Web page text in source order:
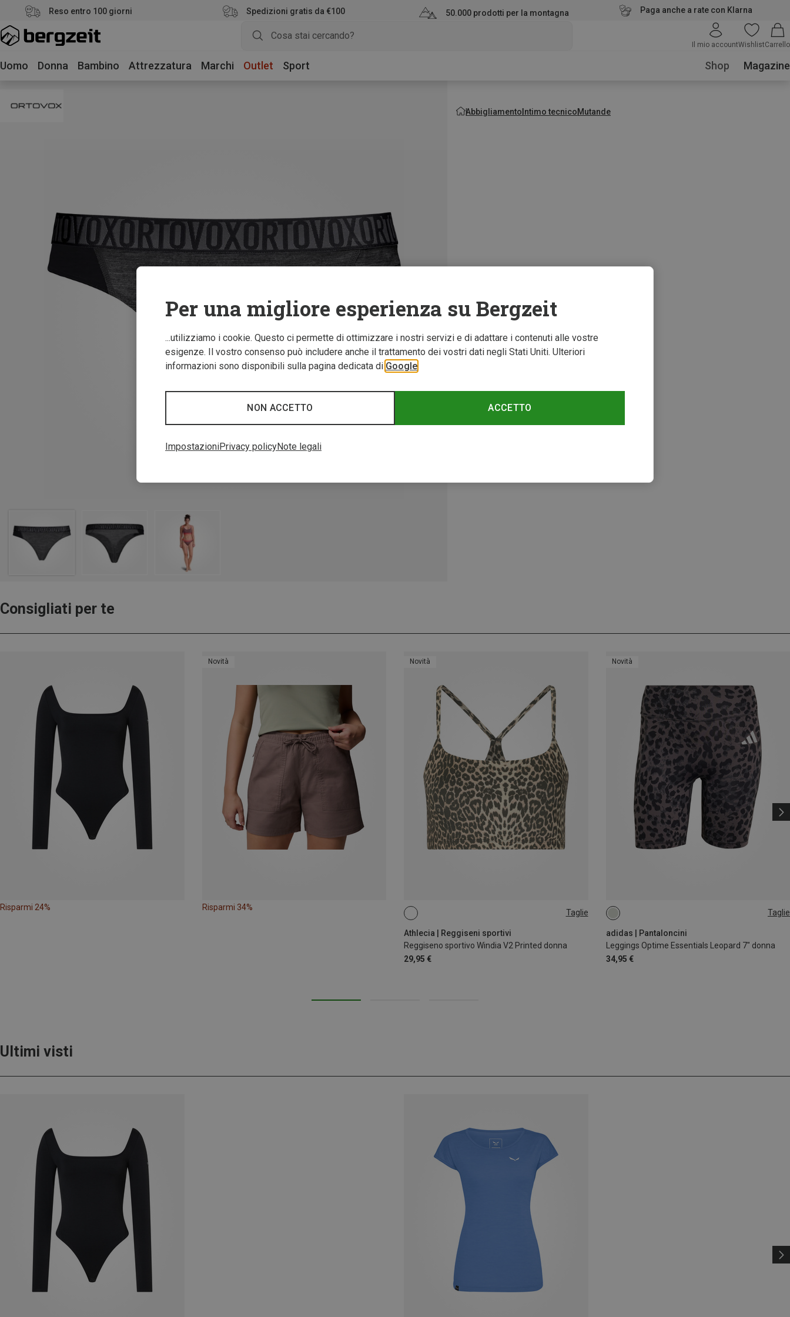
Reso entro 100 giorni Spedizioni gratis da €100 50.000 prodotti per la montagna Paga anche a rate con Klarna
Il mio accountWishlistCarrello
Uomo Donna Bambino Attrezzatura Marchi Outlet Sport Shop Magazine
AbbigliamentoIntimo tecnicoMutande
Consigliati per te
Risparmi 24%
Novità
Risparmi 34%
Novità
Taglie
Athlecia | Reggiseni sportivi
Reggiseno sportivo Windia V2 Printed donna
29,95 €
S
Novità
Taglie
adidas | Pantaloncini
Leggings Optime Essentials Leopard 7" donna
34,95 €
XS
Ultimi visti
Per una migliore esperienza su Bergzeit
...utilizziamo i cookie. Questo ci permette di ottimizzare i nostri servizi e di adattare i contenuti alle vostre
esigenze. Il vostro consenso può includere anche il trattamento dei vostri dati negli Stati Uniti. Ulteriori
informazioni sono disponibili sulla pagina dedicata di Google
ACCETTO
NON ACCETTO
ImpostazioniPrivacy policyNote legali